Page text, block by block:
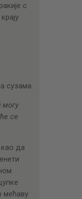
с
сузама.
могу
се
да
мећаву